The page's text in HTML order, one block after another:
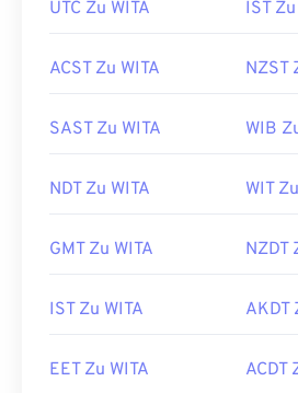
UTC Zu WITA IST
ACST Zu WITA NZST
SAST Zu WITA WIB
NDT Zu WITA WIT
GMT Zu WITA NZDT
IST Zu WITA AKDT
EET Zu WITA ACDT